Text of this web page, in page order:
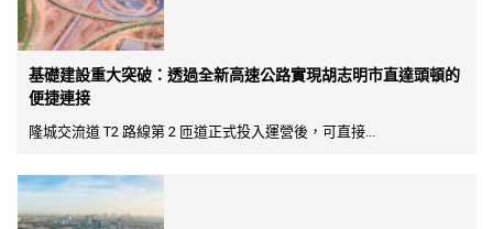
基礎建設重大突破：透過全新高速公路實現胡志明市直達頭頓的
便捷連接
隆城交流道 T2 路線第 2 匝道正式投入運營後，可直接...